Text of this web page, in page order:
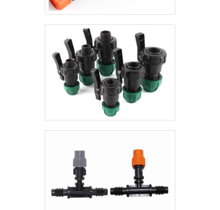
explora o segmento de válvulas, tubos,
conexões industriais e acessórios. A
empresa busca sempre a qualidade final
para fidelização do cliente com parcerias
duradouras.QUALIDADE COMPROVADA NO
SEGMENTOSomente na Valfluid Acessórios
Industriais é possível encontrar a solução
para quem busca válvulas, tubos,
conexões industriais e acessórios. São
diversas opções de itens oferecidos, como
assertividade.Com o objetivo de trazer a
satisfação a todos os clientes, a empresa
entende que seu melhor destaque é
conquistar a confiança de cada um. Tudo
isso só é possível através do investimento